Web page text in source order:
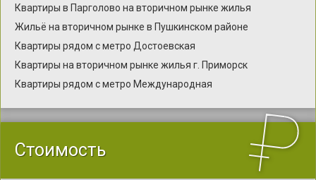
Квартиры в Парголово на вторичном рынке жилья
Жильё на вторичном рынке в Пушкинском районе
Квартиры рядом с метро Достоевская
Квартиры на вторичном рынке жилья г. Приморск
Квартиры рядом с метро Международная
Стоимость